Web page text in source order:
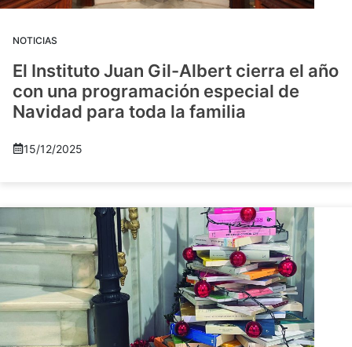
NOTICIAS
El Instituto Juan Gil-Albert cierra el año
con una programación especial de
Navidad para toda la familia
15/12/2025